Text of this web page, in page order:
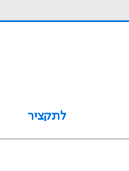
לתקציר